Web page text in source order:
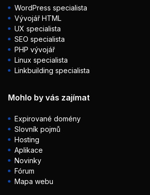
WordPress specialista
Vývojář HTML
UX specialista
SEO specialista
PHP vývojář
Linux specialista
Linkbuilding specialista
Mohlo by vás zajímat
Expirované domény
Slovník pojmů
Hosting
Aplikace
Novinky
Fórum
Mapa webu